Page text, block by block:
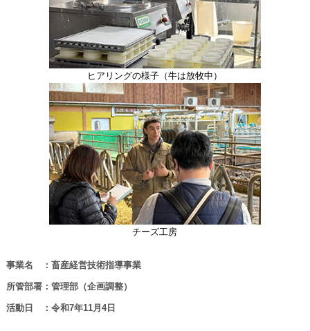
ヒアリングの様子（牛は放牧中）
チーズ工房
事業名 ：畜産経営技術指導事業
所管部署：管理部（企画調整）
活動日 ：令和7年11月4日